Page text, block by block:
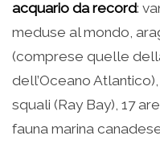
acquario da record:
meduse al mondo,
(comprese quelle
dell’Oceano
squali (Ray Bay), 17
fauna marina